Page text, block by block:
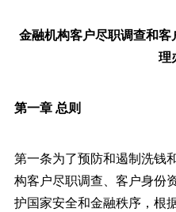
金融机构客户尽职调查和
理
第一章 总则
第一条为了预防和遏制洗钱
构客户尽职调查、客户身份
护国家安全和金融秩序，根